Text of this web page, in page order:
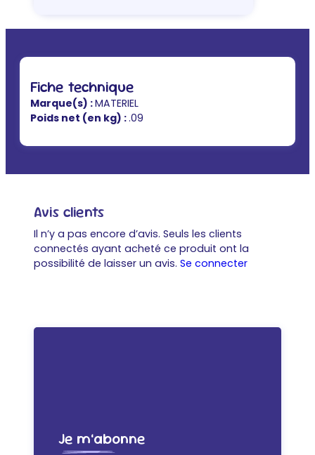
Fiche technique
Marque(s) :MATERIEL
Poids net (en kg) :.09
Avis clients
Il n’y a pas encore d’avis. Seuls les clients
connectés ayant acheté ce produit ont la
possibilité de laisser un avis. Se connecter
Je m’abonne